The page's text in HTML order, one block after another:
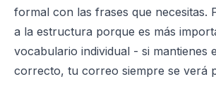
formal con las frases que necesitas.
a la estructura porque es más
vocabulario individual - si mantienes
correcto, tu correo siempre se verá